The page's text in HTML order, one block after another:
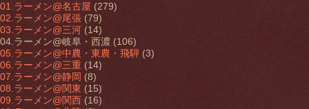
01.ラーメン@名古屋 (279)
02.ラーメン@尾張 (79)
03.ラーメン@三河 (14)
04.ラーメン@岐阜・西濃 (106)
05.ラーメン@中農・東農・飛騨 (3)
06.ラーメン@三重 (14)
07.ラーメン@静岡 (8)
08.ラーメン@関東 (15)
09.ラーメン@関西 (16)